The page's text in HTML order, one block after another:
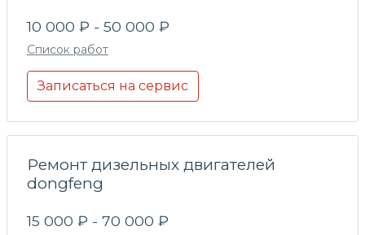
10 000 ₽ - 50 000 ₽
Список работ
Записаться на сервис
Ремонт дизельных двигателей
dongfeng
15 000 ₽ - 70 000 ₽